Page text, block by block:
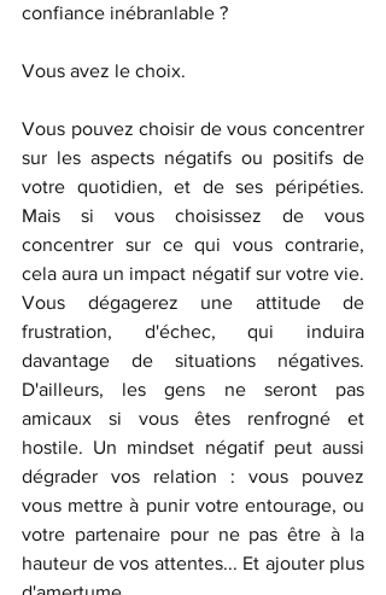
confiance inébranlable ?
Vous avez le choix.
Vous pouvez choisir de vous concentrer
sur les aspects négatifs ou positifs de
votre quotidien, et de ses péripéties.
Mais si vous choisissez de vous
concentrer sur ce qui vous contrarie,
cela aura un impact négatif sur votre vie.
Vous dégagerez une attitude de
frustration, d'échec, qui induira
davantage de situations négatives.
D'ailleurs, les gens ne seront pas
amicaux si vous êtes renfrogné et
hostile. Un mindset négatif peut aussi
dégrader vos relation : vous pouvez
vous mettre à punir votre entourage, ou
votre partenaire pour ne pas être à la
hauteur de vos attentes... Et ajouter plus